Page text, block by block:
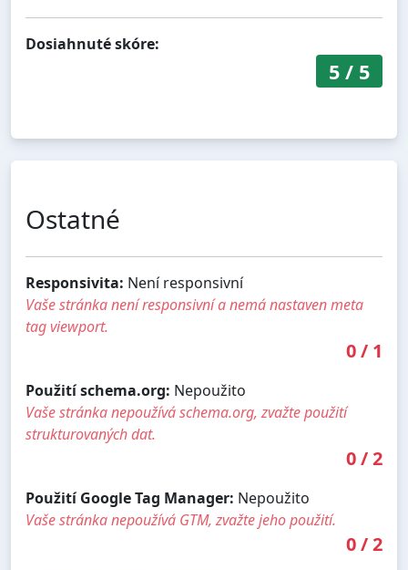
Dosiahnuté skóre:
5/ 5
Ostatné
Responsivita: Není responsivní
Vaše stránka není responsivní a nemá nastaven meta
tag viewport.
0/ 1
Použití schema.org: Nepoužito
Vaše stránka nepoužívá schema.org, zvažte použití
strukturovaných dat.
0/2
Použití Google Tag Manager: Nepoužito
Vaše stránka nepoužívá GTM, zvažte jeho použití.
0/2